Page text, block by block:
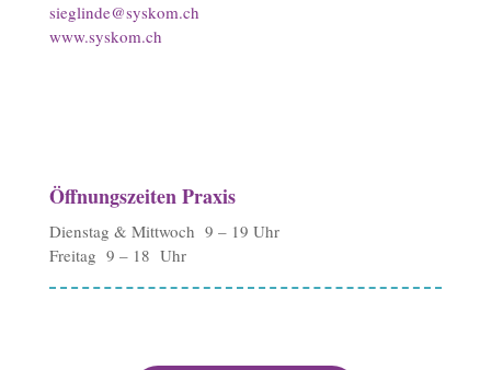
sieglinde@syskom.ch
www.syskom.ch
Öffnungszeiten Praxis
Dienstag & Mittwoch 9 – 19 Uhr
Freitag 9 – 18 Uhr